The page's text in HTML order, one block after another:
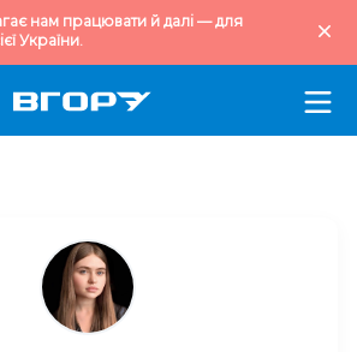
нам працювати й далі — для
України.